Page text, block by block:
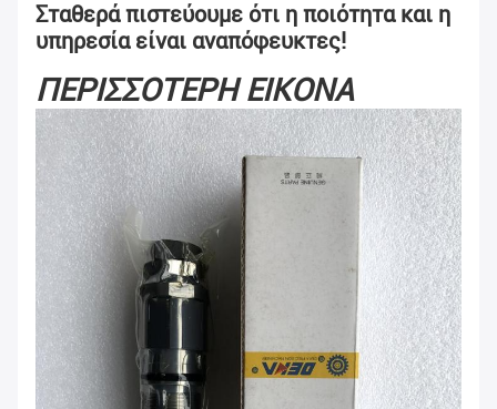
Σταθερά πιστεύουμε ότι η ποιότητα και η
υπηρεσία είναι αναπόφευκτες!
ΠΕΡΙΣΣΟΤΕΡΗ ΕΙΚΟΝΑ